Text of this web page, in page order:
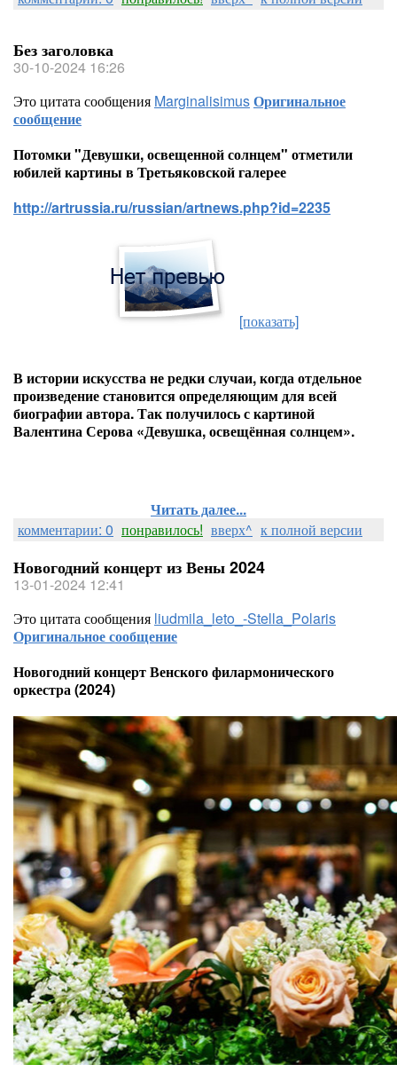
Без заголовка
30-10-2024 16:26
Это цитата сообщения MarginalisimusОригинальное
сообщение
Потомки "Девушки, освещенной солнцем" отметили
юбилей картины в Третьяковской галерее
http://artrussia.ru/russian/artnews.php?id=2235
[показать]
В истории искусства не редки случаи, когда отдельное
произведение становится определяющим для всей
биографии автора. Так получилось с картиной
Валентина Серова «Девушка, освещённая солнцем».
Читать далее...
комментарии: 0 понравилось! вверх^ к полной версии
Новогодний концерт из Вены 2024
13-01-2024 12:41
Это цитата сообщения liudmila_leto_-Stella_Polaris
Оригинальное сообщение
Новогодний концерт Венского филармонического
оркестра (2024)